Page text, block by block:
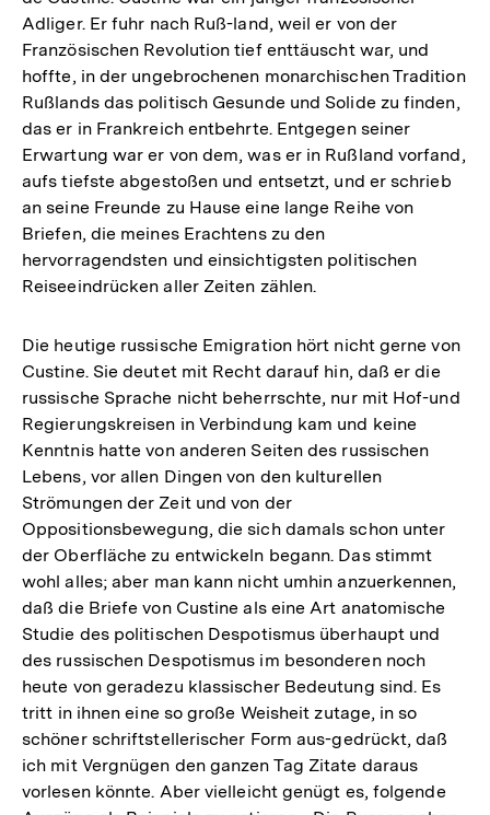
Adliger. Er fuhr nach Ruß-land, weil er von der
Französischen Revolution tief enttäuscht war, und
hoffte, in der ungebrochenen monarchischen Tradition
Rußlands das politisch Gesunde und Solide zu finden,
das er in Frankreich entbehrte. Entgegen seiner
Erwartung war er von dem, was er in Rußland vorfand,
aufs tiefste abgestoßen und entsetzt, und er schrieb
an seine Freunde zu Hause eine lange Reihe von
Briefen, die meines Erachtens zu den
hervorragendsten und einsichtigsten politischen
Reiseeindrücken aller Zeiten zählen.
Die heutige russische Emigration hört nicht gerne von
Custine. Sie deutet mit Recht darauf hin, daß er die
russische Sprache nicht beherrschte, nur mit Hof-und
Regierungskreisen in Verbindung kam und keine
Kenntnis hatte von anderen Seiten des russischen
Lebens, vor allen Dingen von den kulturellen
Strömungen der Zeit und von der
Oppositionsbewegung, die sich damals schon unter
der Oberfläche zu entwickeln begann. Das stimmt
wohl alles; aber man kann nicht umhin anzuerkennen,
daß die Briefe von Custine als eine Art anatomische
Studie des politischen Despotismus überhaupt und
des russischen Despotismus im besonderen noch
heute von geradezu klassischer Bedeutung sind. Es
tritt in ihnen eine so große Weisheit zutage, in so
schöner schriftstellerischer Form aus-gedrückt, daß
ich mit Vergnügen den ganzen Tag Zitate daraus
vorlesen könnte. Aber vielleicht genügt es, folgende